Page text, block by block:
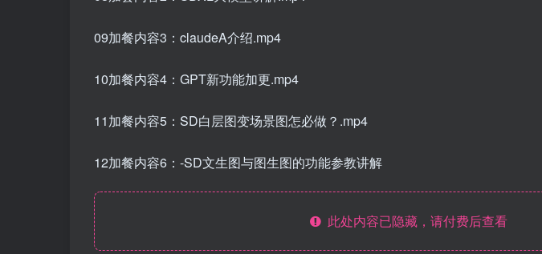
09加餐内容3：claudeA介绍.mp4
10加餐内容4：GPT新功能加更.mp4
11加餐内容5：SD白层图变场景图怎必做？.mp4
12加餐内容6：-SD文生图与图生图的功能参教讲解
此处内容已隐藏，请付费后查看